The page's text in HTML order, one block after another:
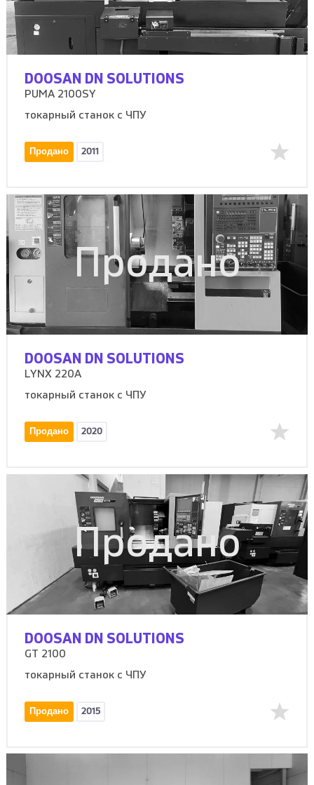
DOOSAN DN SOLUTIONS
PUMA 2100SY
токарный станок с ЧПУ
Продано 2011
Продано
DOOSAN DN SOLUTIONS
LYNX 220A
токарный станок с ЧПУ
Продано 2020
Продано
DOOSAN DN SOLUTIONS
GT 2100
токарный станок с ЧПУ
Продано 2015